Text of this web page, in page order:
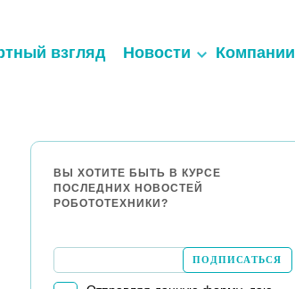
взгляд Новости Компании
ВЫ ХОТИТЕ БЫТЬ В КУРСЕ
ПОСЛЕДНИХ НОВОСТЕЙ
РОБОТОТЕХНИКИ?